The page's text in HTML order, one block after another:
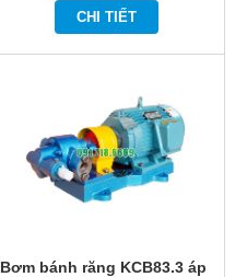
CHI TIẾT
Bơm bánh răng KCB83.3 áp